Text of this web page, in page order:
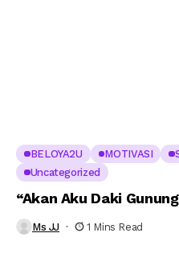
BELOYA2U MOTIVASI
Uncategorized
“Akan Aku Daki
Ms JJ 1 Mins Read